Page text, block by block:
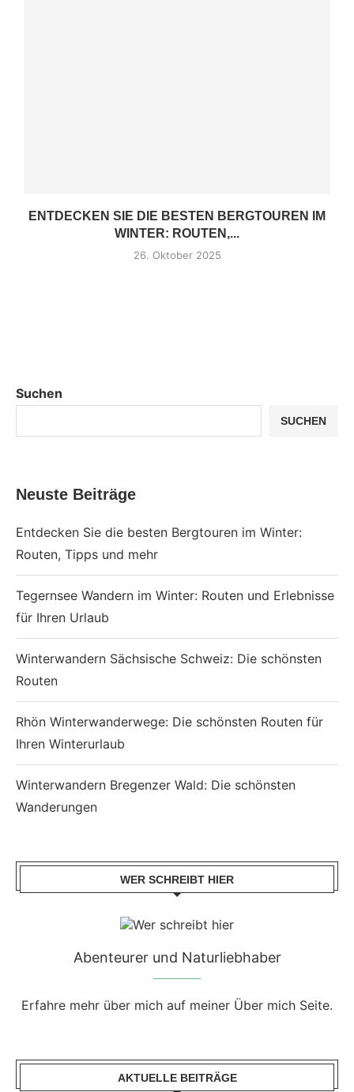
ENTDECKEN SIE DIE BESTEN BERGTOUREN IM
WINTER: ROUTEN,...
26. Oktober 2025
Suchen
SUCHEN
Neuste Beiträge
Entdecken Sie die besten Bergtouren im Winter:
Routen, Tipps und mehr
Tegernsee Wandern im Winter: Routen und Erlebnisse
für Ihren Urlaub
Winterwandern Sächsische Schweiz: Die schönsten
Routen
Rhön Winterwanderwege: Die schönsten Routen für
Ihren Winterurlaub
Winterwandern Bregenzer Wald: Die schönsten
Wanderungen
WER SCHREIBT HIER
Abenteurer und Naturliebhaber
Erfahre mehr über mich auf meiner Über mich Seite.
AKTUELLE BEITRÄGE